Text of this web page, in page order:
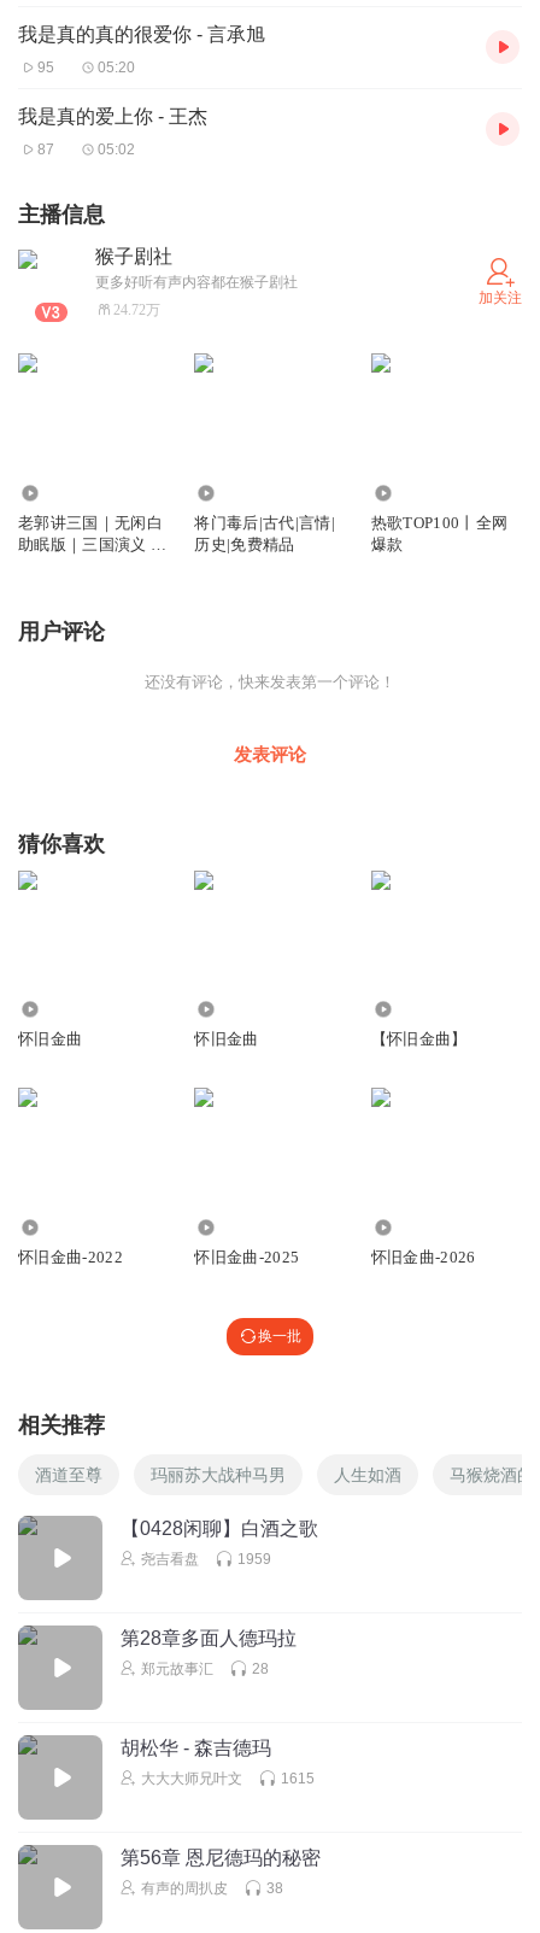
我是真的真的很爱你 - 言承旭
95 05:20
我是真的爱上你 - 王杰
87 05:02
主播信息
猴子剧社
更多好听有声内容都在猴子剧社
24.72万
加关注
老郭讲三国｜无闲白
助眠版｜三国演义 |
将门毒后|古代|言情|
历史|免费精品
热歌TOP100丨全网
爆款
用户评论
还没有评论，快来发表第一个评论！
发表评论
猜你喜欢
怀旧金曲 怀旧金曲 【怀旧金曲】
怀旧金曲-2022 怀旧金曲-2025 怀旧金曲-2026
换一批
相关推荐
酒道至尊 玛丽苏大战种马男 人生如酒 马猴烧酒的
【0428闲聊】白酒之歌
尧吉看盘 1959
第28章多面人德玛拉
郑元故事汇 28
胡松华 - 森吉德玛
大大大师兄叶文 1615
第56章 恩尼德玛的秘密
有声的周扒皮 38